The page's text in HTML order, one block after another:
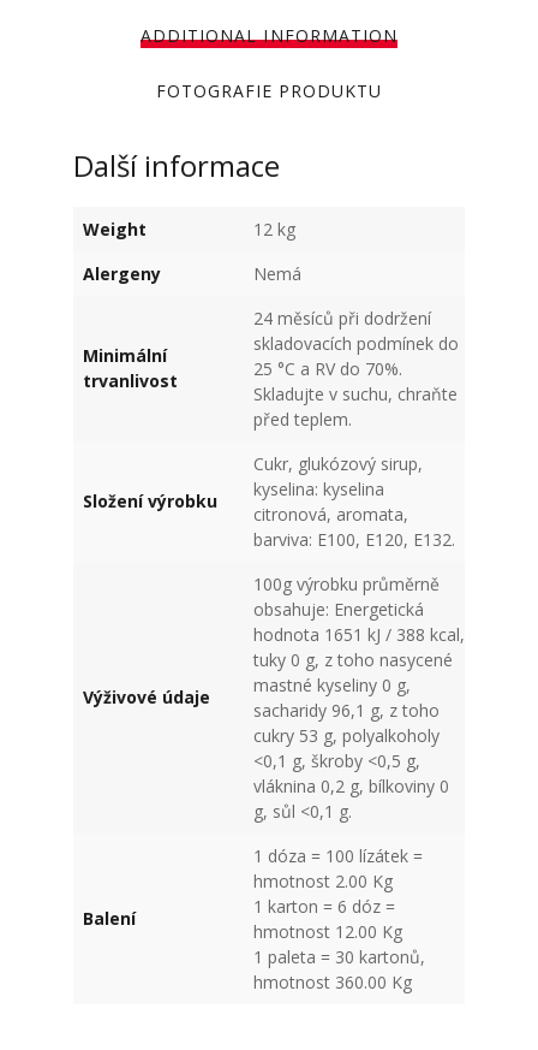
ADDITIONAL INFORMATION
FOTOGRAFIE PRODUKTU
Další informace
Weight
12 kg
Alergeny
Nemá
Minimální
trvanlivost
24 měsíců při dodržení
skladovacích podmínek do
25 °C a RV do 70%.
Skladujte v suchu, chraňte
před teplem.
Složení výrobku
Cukr, glukózový sirup,
kyselina: kyselina
citronová, aromata,
barviva: E100, E120, E132.
Výživové údaje
100g výrobku průměrně
obsahuje: Energetická
hodnota 1651 kJ / 388 kcal,
tuky 0 g, z toho nasycené
mastné kyseliny 0 g,
sacharidy 96,1 g, z toho
cukry 53 g, polyalkoholy
<0,1 g, škroby <0,5 g,
vláknina 0,2 g, bílkoviny 0
g, sůl <0,1 g.
Balení
1 dóza = 100 lízátek =
hmotnost 2.00 Kg
1 karton = 6 dóz =
hmotnost 12.00 Kg
1 paleta = 30 kartonů,
hmotnost 360.00 Kg